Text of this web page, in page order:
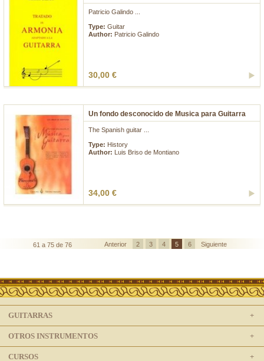
Patricio Galindo ...
Type: Guitar
Author: Patricio Galindo
30,00 €
Un fondo desconocido de Musica para Guitarra
The Spanish guitar ...
Type: History
Author:
Luis Briso de Montiano
34,00 €
61 a 75 de 76 Anterior 2 3 4 5 6 Siguiente
GUITARRAS
OTROS INSTRUMENTOS
CURSOS